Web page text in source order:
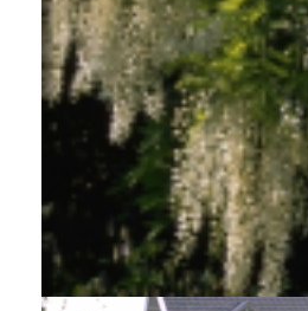
Wisteria floribunda